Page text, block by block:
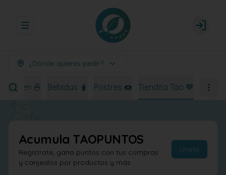
Abrir menu de navegación Login
¿Dónde quieres pedir?
Ramen 🍜 Bebidas 🧋 Postres 🍩 Tiendita Tao 💙
Acumula TAOPUNTOS
Regístrate, gana puntos con tus compras
y canjealos por productos y más
Únete